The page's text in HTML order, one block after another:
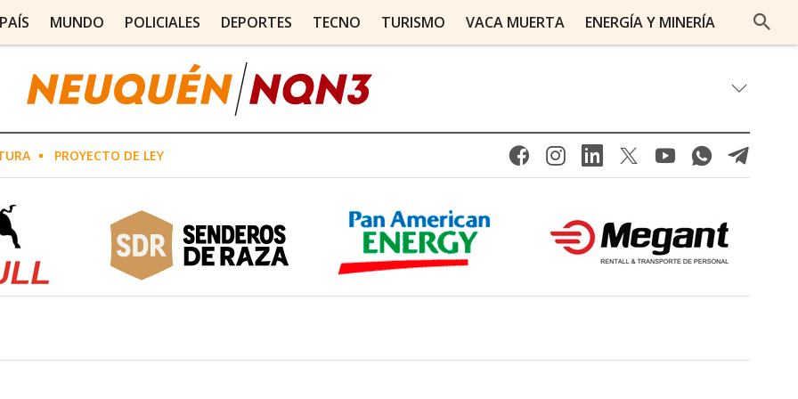
PAÍS MUNDO POLICIALES DEPORTES TECNO TURISMO VACA MUERTA ENERGÍA Y MINERÍA
PROYECTO DE LEY